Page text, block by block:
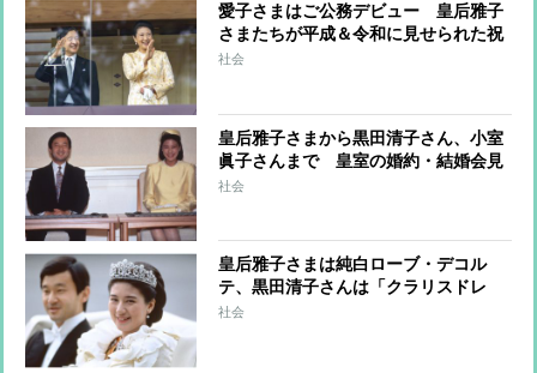
愛子さまはご公務デビュー 皇后雅子
さまたちが平成＆令和に見せられた祝
賀のドレス姿
社会
皇后雅子さまから黒田清子さん、小室
眞子さんまで 皇室の婚約・結婚会見
のファッションと秘話
社会
皇后雅子さまは純白ローブ・デコル
テ、黒田清子さんは「クラリスドレ
ス」と話題に 女性皇族の華麗な
社会